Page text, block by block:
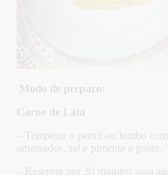
Modo de preparo:
Carne de Lata
– Temperar o pernil ou lombo
amassados, sal e pimenta a gosto.
– Reservar por 30 minutos para